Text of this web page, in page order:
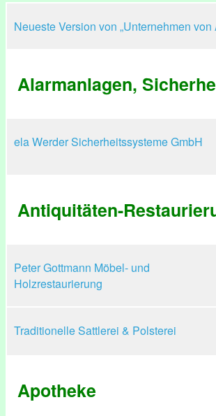
Neueste Version von „Unternehmen von
Alarmanlagen,
ela Werder Sicherheitssysteme GmbH
Antiquitäten-
Peter Gottmann Möbel- und
Holzrestaurierung
Traditionelle Sattlerei & Polsterei
Apotheke